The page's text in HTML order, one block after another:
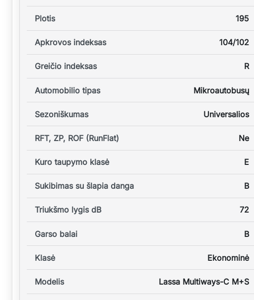
Plotis 195
Apkrovos indeksas 104/102
Greičio indeksas R
Automobilio tipas Mikroautobusų
Sezoniškumas Universalios
RFT, ZP, ROF (RunFlat) Ne
Kuro taupymo klasė E
Sukibimas su šlapia danga B
Triukšmo lygis dB 72
Garso balai B
Klasė Ekonominė
Modelis Lassa Multiways-C M+S